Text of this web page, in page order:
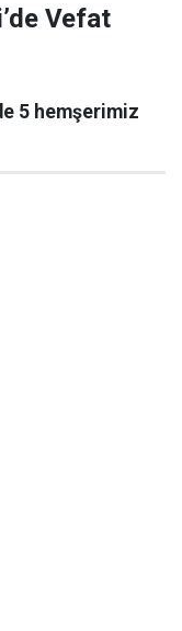
Vefat
5 hemşerimiz